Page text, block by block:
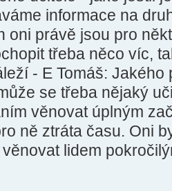
informace na
oni právě jsou pro
třeba něco víc,
- E Tomáš: Jakého
se třeba nějaký
věnovat úplným
ně ztráta času. Oni
lidem